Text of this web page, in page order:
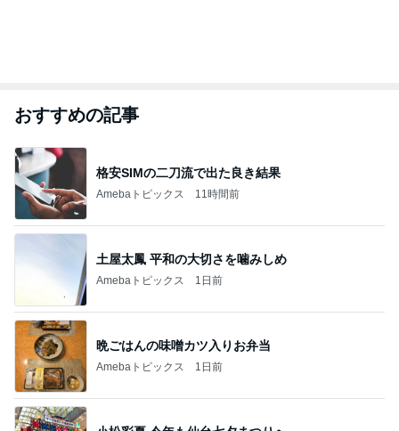
おすすめの記事
格安SIMの二刀流で出た良き結果
Amebaトピックス 11時間前
土屋太鳳 平和の大切さを噛みしめ
Amebaトピックス 1日前
晩ごはんの味噌カツ入りお弁当
Amebaトピックス 1日前